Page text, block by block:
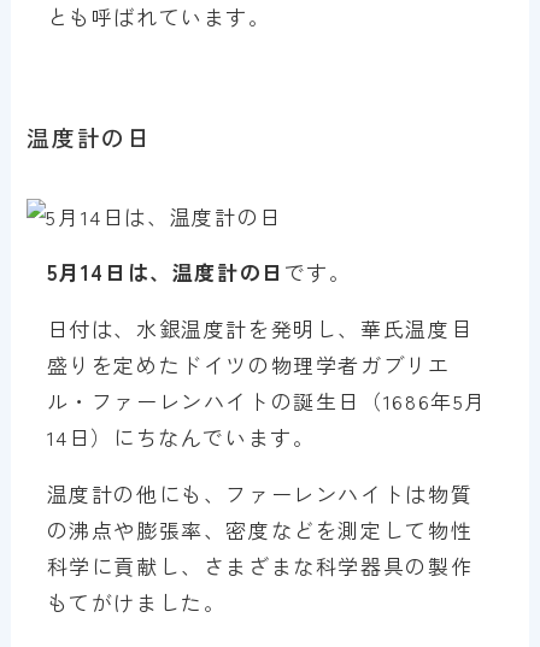
とも呼ばれています。
温度計の日
5月14日は、温度計の日 です。
日付は、水銀温度計を発明し、華氏温度目
盛りを定めたドイツの物理学者ガブリエ
ル・ファーレンハイトの誕生日（1686年5月
14日）にちなんでいます。
温度計の他にも、ファーレンハイトは物質
の沸点や膨張率、密度などを測定して物性
科学に貢献し、さまざまな科学器具の製作
もてがけました。